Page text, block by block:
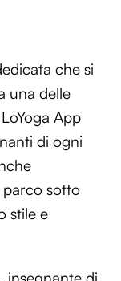
che si
una delle
App
di ogni
parco sotto
stile e